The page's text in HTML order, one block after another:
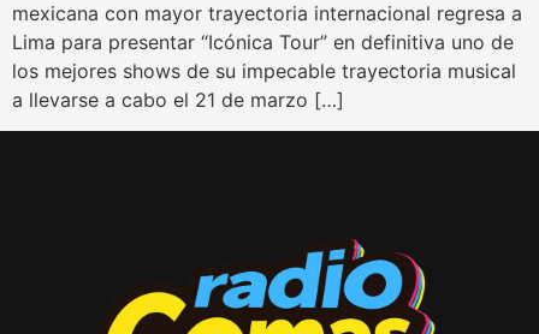
mexicana con mayor trayectoria internacional regresa a
Lima para presentar “Icónica Tour” en definitiva uno de
los mejores shows de su impecable trayectoria musical
a llevarse a cabo el 21 de marzo […]